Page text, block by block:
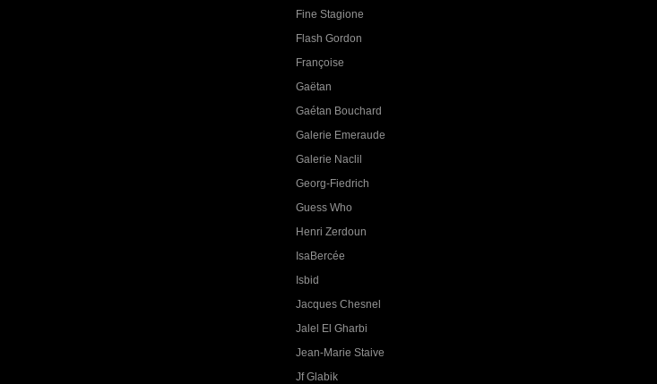
Fine Stagione
Flash Gordon
Françoise
Gaëtan
Gaétan Bouchard
Galerie Emeraude
Galerie Naclil
Georg-Fiedrich
Guess Who
Henri Zerdoun
IsaBercée
Isbid
Jacques Chesnel
Jalel El Gharbi
Jean-Marie Staive
Jf Glabik